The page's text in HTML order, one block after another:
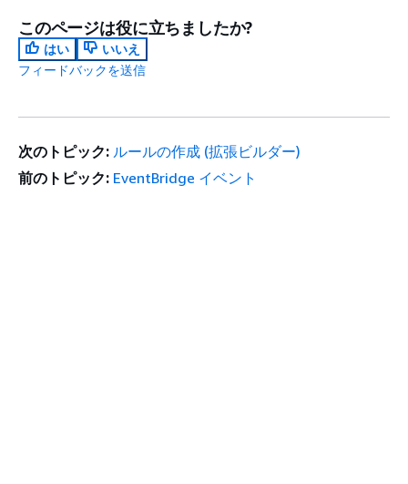
このページは役に立ちましたか?
はい
いいえ
フィードバックを送信
次のトピック: ルールの作成 (拡張ビルダー)
前のトピック: EventBridge イベント